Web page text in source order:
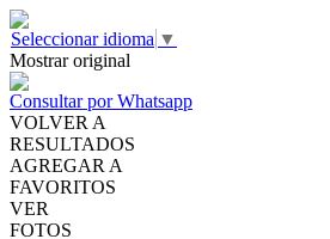
Seleccionar idioma ▼
Mostrar original
Consultar por Whatsapp
VOLVER A
RESULTADOS
AGREGAR A
FAVORITOS
VER
FOTOS